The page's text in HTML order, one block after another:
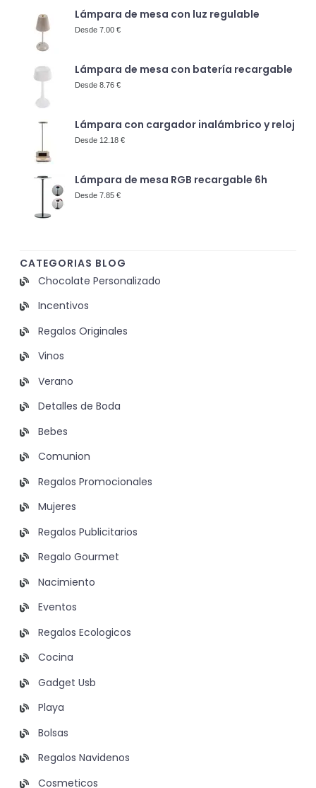
Lámpara de mesa con luz regulable
Desde 7.00 €
Lámpara de mesa con batería recargable
Desde 8.76 €
Lámpara con cargador inalámbrico y reloj
Desde 12.18 €
Lámpara de mesa RGB recargable 6h
Desde 7.85 €
CATEGORIAS BLOG
Chocolate Personalizado
Incentivos
Regalos Originales
Vinos
Verano
Detalles de Boda
Bebes
Comunion
Regalos Promocionales
Mujeres
Regalos Publicitarios
Regalo Gourmet
Nacimiento
Eventos
Regalos Ecologicos
Cocina
Gadget Usb
Playa
Bolsas
Regalos Navidenos
Cosmeticos